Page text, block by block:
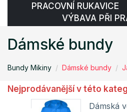
PRACOVNÍ
VÝBAVA PŘI
Dámské bundy
Bundy Mikiny Dámské bundy
Nejprodávanější v této
Dámská